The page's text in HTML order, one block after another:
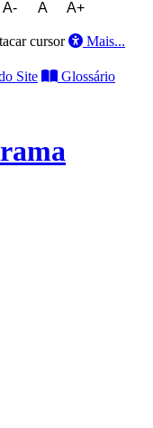
A- A A+
cursor Mais...
Site Glossário